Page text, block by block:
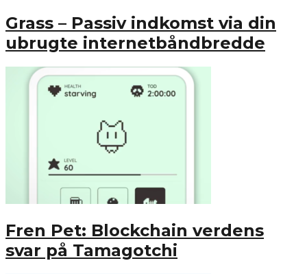
Grass – Passiv indkomst via din
ubrugte internetbåndbredde
Fren Pet: Blockchain verdens
svar på Tamagotchi